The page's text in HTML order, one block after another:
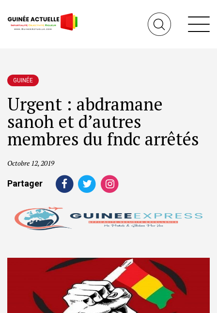
GUINÉE
Urgent : abdramane
sanoh et d’autres
membres du fndc arrêtés
Octobre 12, 2019
Partager